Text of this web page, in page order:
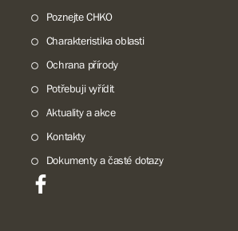
Poznejte CHKO
Charakteristika oblasti
Ochrana přírody
Potřebuji vyřídit
Aktuality a akce
Kontakty
Dokumenty a časté dotazy